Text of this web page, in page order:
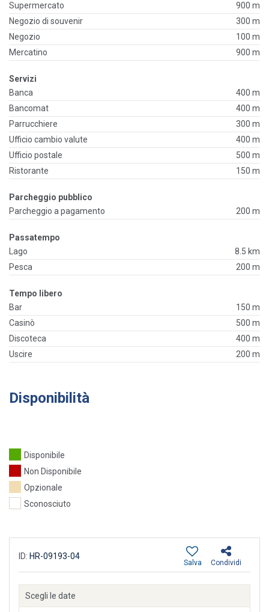
Supermercato
900 m
Negozio di souvenir
300 m
Negozio
100 m
Mercatino
900 m
Servizi
Banca
400 m
Bancomat
400 m
Parrucchiere
300 m
Ufficio cambio valute
400 m
Ufficio postale
500 m
Ristorante
150 m
Parcheggio pubblico
Parcheggio a pagamento
200 m
Passatempo
Lago
8.5 km
Pesca
200 m
Tempo libero
Bar
150 m
Casinò
500 m
Discoteca
400 m
Uscire
200 m
Disponibilità
Disponibile
Non Disponibile
Opzionale
Sconosciuto
ID: HR-09193-04
Condividi
Salva
Scegli le date